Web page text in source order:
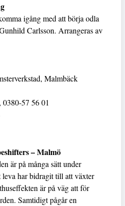
igång med att börja odla
Carlsson. Arrangeras av
Malmbäck
57 56 01
– Malmö
är på många sätt under
har bidragit till att växter
är på väg att för
Samtidigt pågår en